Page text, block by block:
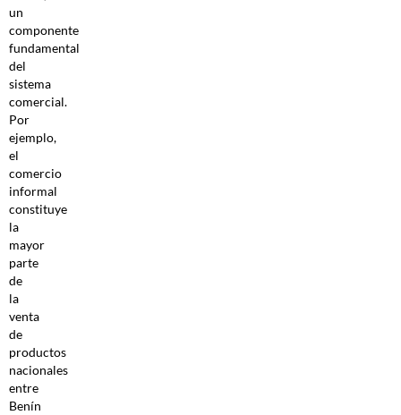
un
componente
fundamental
del
sistema
comercial.
Por
ejemplo,
el
comercio
informal
constituye
la
mayor
parte
de
la
venta
de
productos
nacionales
entre
Benín